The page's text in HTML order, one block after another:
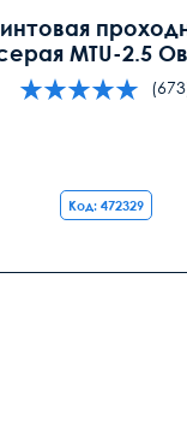
MTU-2.5
Код: 472329